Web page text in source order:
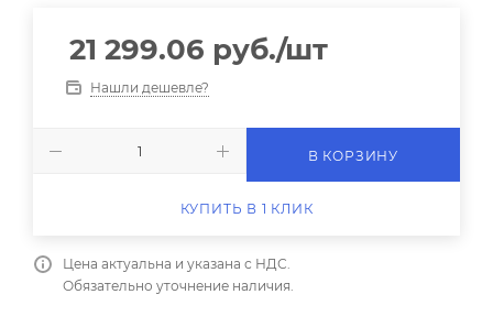
21 299.06 руб./шт
Нашли дешевле?
В КОРЗИНУ
КУПИТЬ В 1 КЛИК
Цена актуальна и указана с НДС.
Обязательно уточнение наличия.